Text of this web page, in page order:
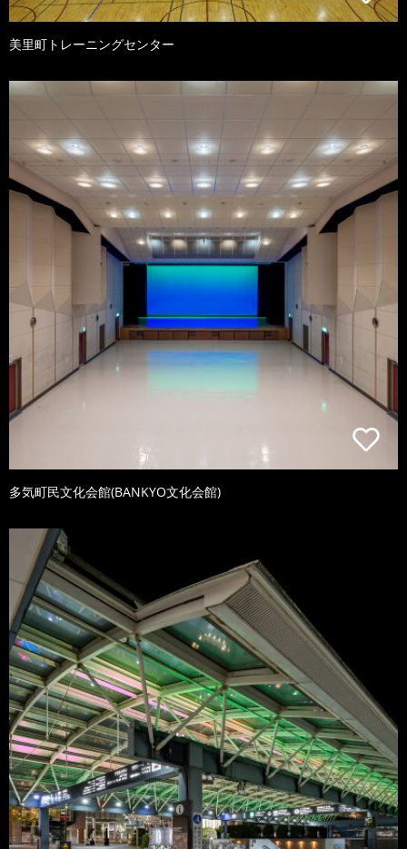
美里町トレーニングセンター
多気町民文化会館(BANKYO文化会館)